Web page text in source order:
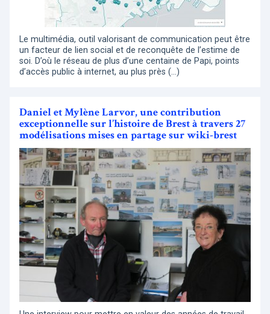
Le multimédia, outil valorisant de communication peut être
un facteur de lien social et de reconquête de l’estime de
soi. D’où le réseau de plus d’une centaine de Papi, points
d’accès public à internet, au plus près (…)
Daniel et Mylène Larvor, une contribution
exceptionnelle sur l’histoire de Brest à travers 27
modélisations mises en partage sur wiki-brest